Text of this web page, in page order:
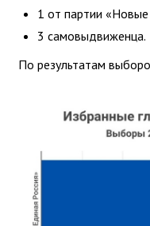
1 от партии
3 самовыдвиженца.
По результатам